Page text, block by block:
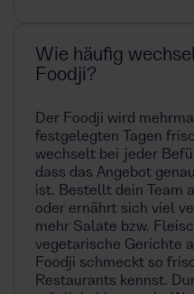
Wie häufig
Foodji?
Der Foodji wird
festgelegten Tagen
wechselt bei jeder
dass das Angebot
ist. Bestellt dein Team
oder ernährt sich viel
mehr Salate bzw.
vegetarische Gerichte
Foodji schmeckt so
Restaurants kennst.